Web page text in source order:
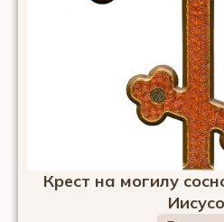
Крест на могилу